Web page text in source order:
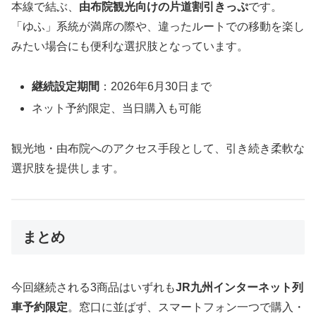
本線で結ぶ、 由布院観光向けの片道割引きっぷです。
「ゆふ」系統が満席の際や、違ったルートでの移動を楽し
みたい場合にも便利な選択肢となっています。
継続設定期間 ：2026年6月30日まで
ネット予約限定、当日購入も可能
観光地・由布院へのアクセス手段として、引き続き柔軟な
選択肢を提供します。
まとめ
今回継続される3商品はいずれもJR九州インターネット列
車予約限定。窓口に並ばず、スマートフォン一つで購入・